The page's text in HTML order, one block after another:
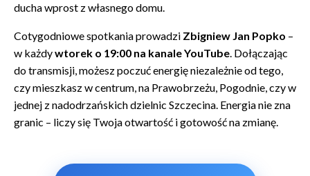
ducha wprost z własnego domu.
Cotygodniowe spotkania prowadzi Zbigniew Jan Popko –
w każdywtorek o 19:00 na kanale YouTube. Dołączając
do transmisji, możesz poczuć energię niezależnie od tego,
czy mieszkasz w centrum, na Prawobrzeżu, Pogodnie, czy w
jednej z nadodrzańskich dzielnic Szczecina. Energia nie zna
granic – liczy się Twoja otwartość i gotowość na zmianę.